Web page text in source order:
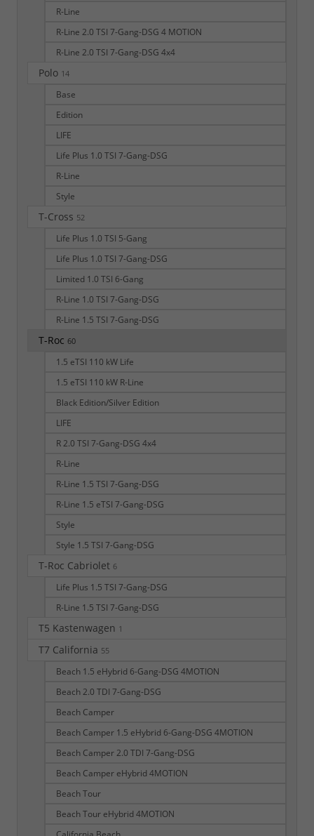
R-Line
R-Line 2.0 TSI 7-Gang-DSG 4 MOTION
R-Line 2.0 TSI 7-Gang-DSG 4x4
Polo 14
Base
Edition
LIFE
Life Plus 1.0 TSI 7-Gang-DSG
R-Line
Style
T-Cross 52
Life Plus 1.0 TSI 5-Gang
Life Plus 1.0 TSI 7-Gang-DSG
Limited 1.0 TSI 6-Gang
R-Line 1.0 TSI 7-Gang-DSG
R-Line 1.5 TSI 7-Gang-DSG
T-Roc 60
1.5 eTSI 110 kW Life
1.5 eTSI 110 kW R-Line
Black Edition/Silver Edition
LIFE
R 2.0 TSI 7-Gang-DSG 4x4
R-Line
R-Line 1.5 TSI 7-Gang-DSG
R-Line 1.5 eTSI 7-Gang-DSG
Style
Style 1.5 TSI 7-Gang-DSG
T-Roc Cabriolet 6
Life Plus 1.5 TSI 7-Gang-DSG
R-Line 1.5 TSI 7-Gang-DSG
T5 Kastenwagen 1
T7 California 55
Beach 1.5 eHybrid 6-Gang-DSG 4MOTION
Beach 2.0 TDI 7-Gang-DSG
Beach Camper
Beach Camper 1.5 eHybrid 6-Gang-DSG 4MOTION
Beach Camper 2.0 TDI 7-Gang-DSG
Beach Camper eHybrid 4MOTION
Beach Tour
Beach Tour eHybrid 4MOTION